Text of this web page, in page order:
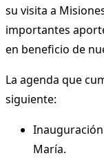
su visita a
importantes
en beneficio de
La agenda que
siguiente:
María.